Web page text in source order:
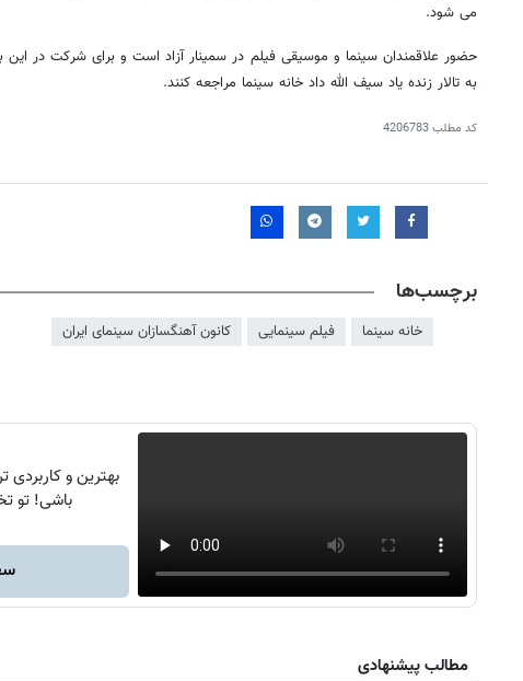
می شود.
حضور علاقمندان سینما و موسیقی فیلم در سمینار آزاد است و برای شرکت در
به تالار زنده یاد سیف الله داد خانه سینما مراجعه کنند.
کد مطلب4206783
برچسب‌ها
خانه سینما فیلم سینمایی کانون آهنگسازان سینمای ایران
بهترین و کاربردی
باشی! تو
مطالب پیشنهادی